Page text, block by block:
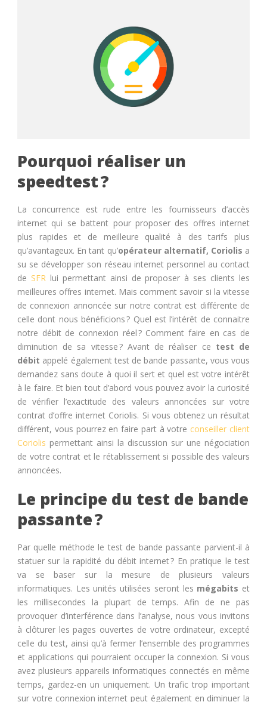
Pourquoi réaliser un
speedtest ?
La concurrence est rude entre les fournisseurs d’accès
internet qui se battent pour proposer des offres internet
plus rapides et de meilleure qualité à des tarifs plus
qu’avantageux. En tant qu’opérateur alternatif, Coriolis a
su se développer son réseau internet personnel au contact
de SFRlui permettant ainsi de proposer à ses clients les
meilleures offres internet. Mais comment savoir si la vitesse
de connexion annoncée sur notre contrat est différente de
celle dont nous bénéficions ? Quel est l’intérêt de connaitre
notre débit de connexion réel ? Comment faire en cas de
diminution de sa vitesse ? Avant de réaliser ce test de
débit appelé également test de bande passante, vous vous
demandez sans doute à quoi il sert et quel est votre intérêt
à le faire. Et bien tout d’abord vous pouvez avoir la curiosité
de vérifier l’exactitude des valeurs annoncées sur votre
contrat d’offre internet Coriolis. Si vous obtenez un résultat
différent, vous pourrez en faire part à votre conseiller client
Coriolis permettant ainsi la discussion sur une négociation
de votre contrat et le rétablissement si possible des valeurs
annoncées.
Le principe du test de bande
passante ?
Par quelle méthode le test de bande passante parvient-il à
statuer sur la rapidité du débit internet ? En pratique le test
va se baser sur la mesure de plusieurs valeurs
informatiques. Les unités utilisées seront les mégabits et
les millisecondes la plupart de temps. Afin de ne pas
provoquer d’interférence dans l’analyse, nous vous invitons
à clôturer les pages ouvertes de votre ordinateur, excepté
celle du test, ainsi qu’à fermer l’ensemble des programmes
et applications qui pourraient occuper la connexion. Si vous
avez plusieurs appareils informatiques connectés en même
temps, gardez-en un uniquement. Un trafic trop important
sur votre connexion internet peut également en diminuer la